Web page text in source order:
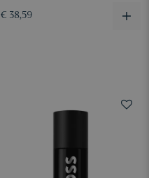
€ 38,59